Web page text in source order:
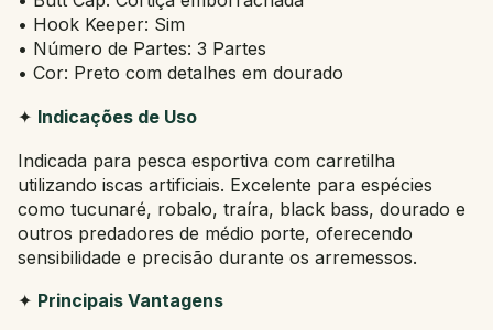
• Hook Keeper: Sim
• Número de Partes: 3 Partes
• Cor: Preto com detalhes em dourado
✦ Indicações de Uso
Indicada para pesca esportiva com carretilha
utilizando iscas artificiais. Excelente para espécies
como tucunaré, robalo, traíra, black bass, dourado e
outros predadores de médio porte, oferecendo
sensibilidade e precisão durante os arremessos.
✦ Principais Vantagens